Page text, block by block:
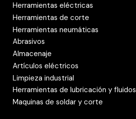
Herramientas eléctricas
Herramientas de corte
Herramientas neumáticas
Abrasivos
Almacenaje
Artículos eléctricos
Limpieza industrial
Herramientas de lubricación y fluidos
Maquinas de soldar y corte